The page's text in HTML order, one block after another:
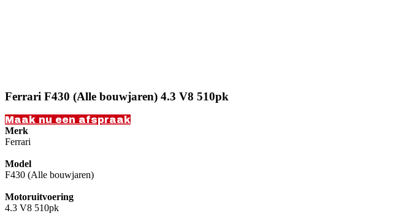
Ferrari F430 (Alle bouwjaren) 4.3 V8 510pk
Maak nu een afspraak
Merk
Ferrari
Model
F430 (Alle bouwjaren)
Motoruitvoering
4.3 V8 510pk